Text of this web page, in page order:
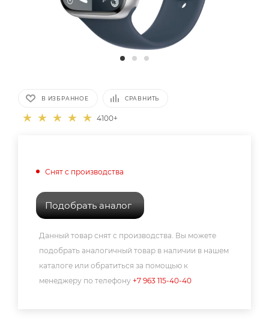
В ИЗБРАННОЕ СРАВНИТЬ
4100+
Снят с производства
Подобрать аналог
Данный товар снят с производства. Вы можете
подобрать аналогичный товар в наличии в нашем
каталоге или обратиться за помощью к
менеджеру по телефону +7 963 115-40-40